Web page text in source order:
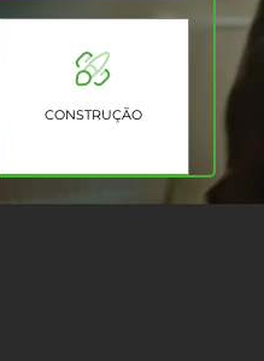
CONSTRUÇÃO